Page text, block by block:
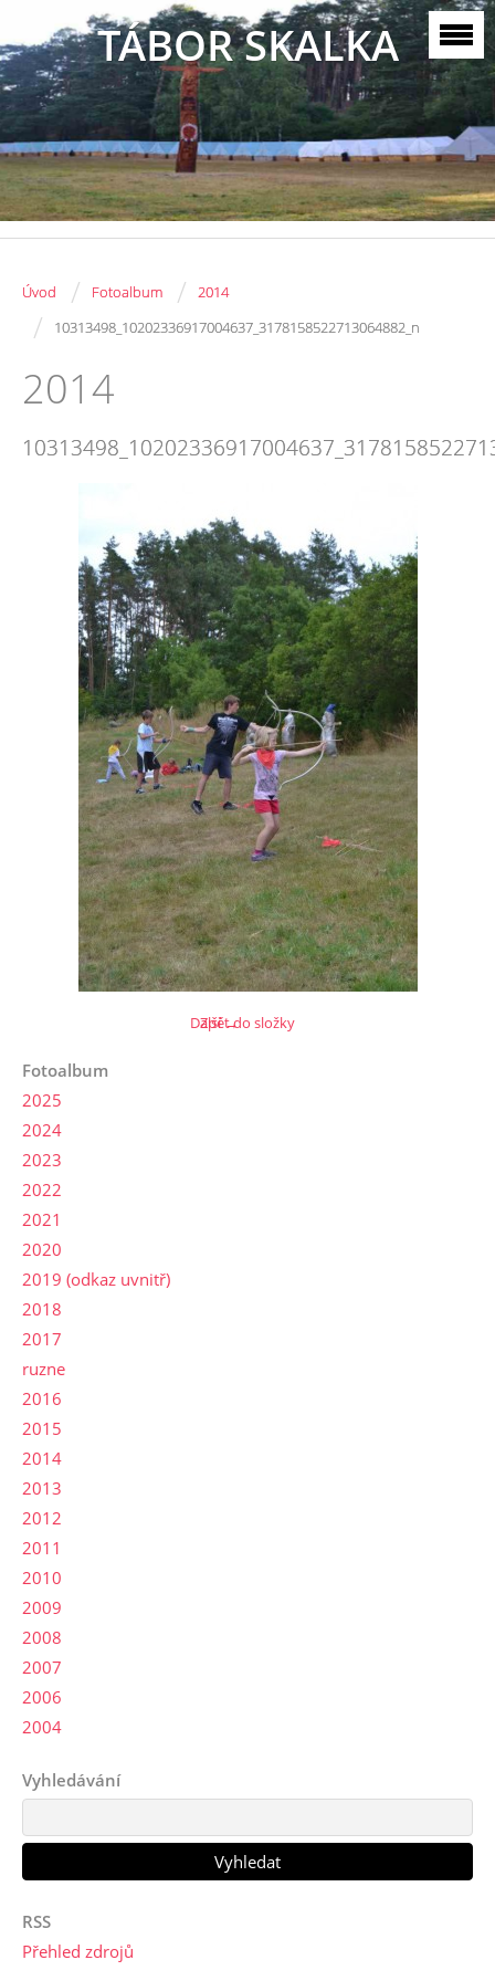
TÁBOR SKALKA
Úvod / Fotoalbum / 2014
/ 10313498_10202336917004637_3178158522713064882_n
2014
Další →
Zpět do složky
Fotoalbum
2025
2024
2023
2022
2021
2020
2019 (odkaz uvnitř)
2018
2017
ruzne
2016
2015
2014
2013
2012
2011
2010
2009
2008
2007
2006
2004
Vyhledávání
RSS
Přehled zdrojů